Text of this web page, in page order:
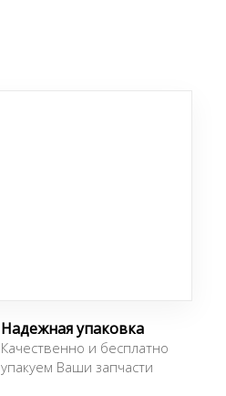
Надежная упаковка
Качественно и бесплатно
упакуем Ваши запчасти